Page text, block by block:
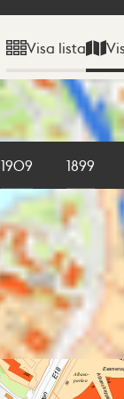
Visa lista
1909 1899